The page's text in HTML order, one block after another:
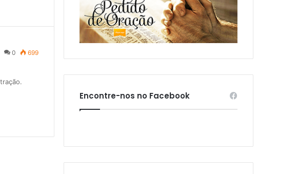
0 699
Encontre-nos no Facebook